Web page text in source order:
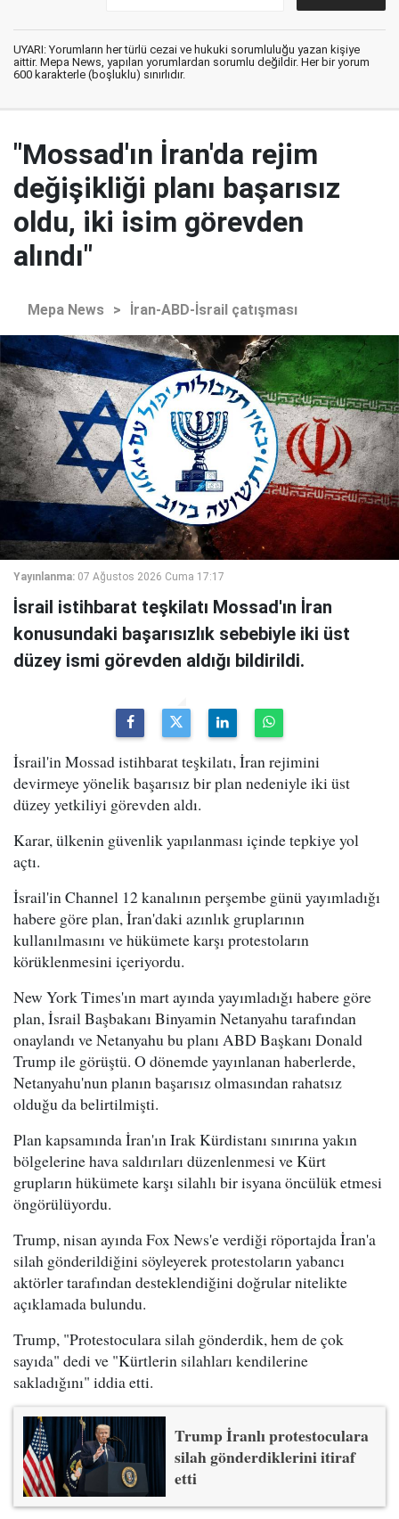
UYARI: Yorumların her türlü cezai ve hukuki sorumluluğu yazan kişiye
aittir. Mepa News, yapılan yorumlardan sorumlu değildir. Her bir yorum
600 karakterle (boşluklu) sınırlıdır.
"Mossad'ın İran'da rejim
değişikliği planı başarısız
oldu, iki isim görevden
alındı"
Mepa News > İran-ABD-İsrail çatışması
Yayınlanma: 07 Ağustos 2026 Cuma 17:17
İsrail istihbarat teşkilatı Mossad'ın İran
konusundaki başarısızlık sebebiyle iki üst
düzey ismi görevden aldığı bildirildi.
İsrail'in Mossad istihbarat teşkilatı, İran rejimini
devirmeye yönelik başarısız bir plan nedeniyle iki üst
düzey yetkiliyi görevden aldı.
Karar, ülkenin güvenlik yapılanması içinde tepkiye yol
açtı.
İsrail'in Channel 12 kanalının perşembe günü yayımladığı
habere göre plan, İran'daki azınlık gruplarının
kullanılmasını ve hükümete karşı protestoların
körüklenmesini içeriyordu.
New York Times'ın mart ayında yayımladığı habere göre
plan, İsrail Başbakanı Binyamin Netanyahu tarafından
onaylandı ve Netanyahu bu planı ABD Başkanı Donald
Trump ile görüştü. O dönemde yayınlanan haberlerde,
Netanyahu'nun planın başarısız olmasından rahatsız
olduğu da belirtilmişti.
Plan kapsamında İran'ın Irak Kürdistanı sınırına yakın
bölgelerine hava saldırıları düzenlenmesi ve Kürt
grupların hükümete karşı silahlı bir isyana öncülük etmesi
öngörülüyordu.
Trump, nisan ayında Fox News'e verdiği röportajda İran'a
silah gönderildiğini söyleyerek protestoların yabancı
aktörler tarafından desteklendiğini doğrular nitelikte
açıklamada bulundu.
Trump, "Protestoculara silah gönderdik, hem de çok
sayıda" dedi ve "Kürtlerin silahları kendilerine
sakladığını" iddia etti.
Trump İranlı protestoculara
silah gönderdiklerini itiraf
etti